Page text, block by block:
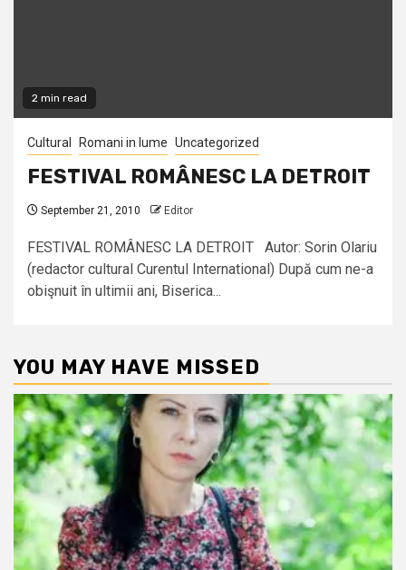
2 min read
Cultural Romani in lume Uncategorized
FESTIVAL ROMÂNESC LA DETROIT
September 21, 2010 Editor
FESTIVAL ROMÂNESC LA DETROIT Autor: Sorin Olariu
(redactor cultural Curentul International) După cum ne-a
obişnuit în ultimii ani, Biserica...
YOU MAY HAVE MISSED